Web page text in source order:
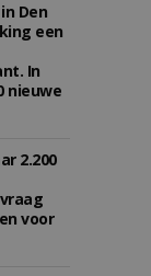
Den
een
In
nieuwe
2.200
voor